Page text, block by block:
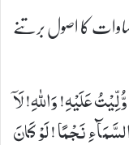
کا اصول برتنے
عَلَیْهِ! وَاللهِ! لَاۤ
نَجْمًا! لَوْ كَانَ